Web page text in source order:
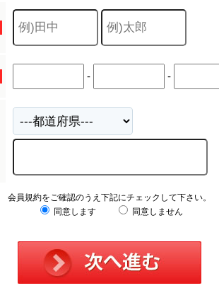
- -
会員規約をご確認のうえ下記にチェックして下さい。
同意します
同意しません